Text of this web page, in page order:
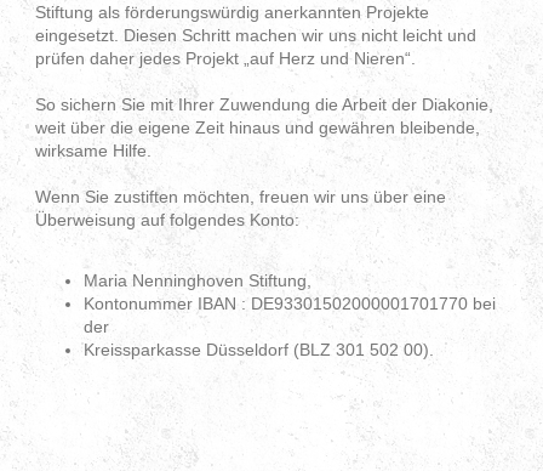
Stiftung als förderungswürdig anerkannten Projekte
eingesetzt. Diesen Schritt machen wir uns nicht leicht und
prüfen daher jedes Projekt „auf Herz und Nieren“.
So sichern Sie mit Ihrer Zuwendung die Arbeit der Diakonie,
weit über die eigene Zeit hinaus und gewähren bleibende,
wirksame Hilfe.
Wenn Sie zustiften möchten, freuen wir uns über eine
Überweisung auf folgendes Konto:
Maria Nenninghoven Stiftung,
Kontonummer IBAN : DE93301502000001701770 bei
der
Kreissparkasse Düsseldorf (BLZ 301 502 00).